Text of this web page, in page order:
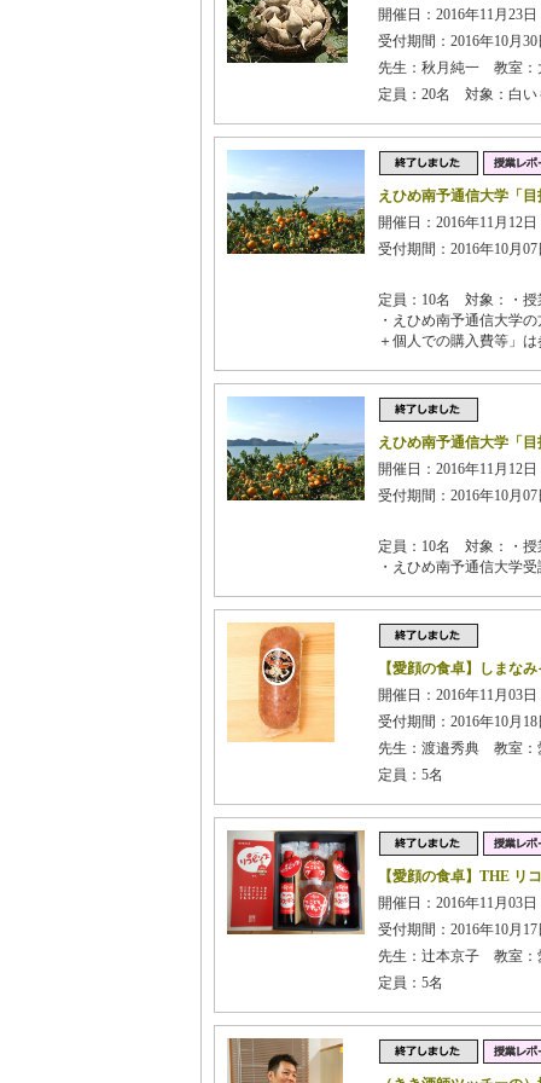
開催日：2016年11月23
受付期間：2016年10月
先生：秋月純一 教室：
定員：20名 対象：白い
えひめ南予通信大学「
開催日：2016年11月12
受付期間：2016年10月
定員：10名 対象：・授
・えひめ南予通信大学
＋個人での購入費等」
えひめ南予通信大学「
開催日：2016年11月12
受付期間：2016年10月
定員：10名 対象：・授
・えひめ南予通信大学
【愛顔の食卓】しまな
開催日：2016年11月03
受付期間：2016年10月
先生：渡邉秀典 教室：
定員：5名
【愛顔の食卓】THE リ
開催日：2016年11月03
受付期間：2016年10月
先生：辻本京子 教室：
定員：5名